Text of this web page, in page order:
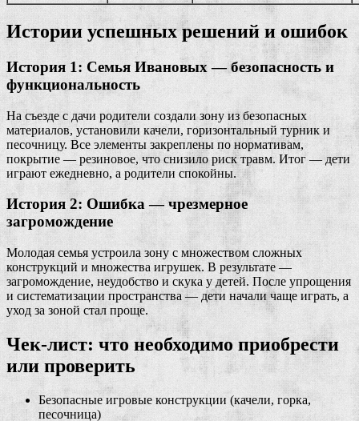
Истории успешных решений и ошибок
История 1: Семья Ивановых — безопасность и
функциональность
На съезде с дачи родители создали зону из безопасных
материалов, установили качели, горизонтальный турник и
песочницу. Все элементы закреплены по нормативам,
покрытие — резиновое, что снизило риск травм. Итог — дети
играют ежедневно, а родители спокойны.
История 2: Ошибка — чрезмерное
загромождение
Молодая семья устроила зону с множеством сложных
конструкций и множества игрушек. В результате —
загромождение, неудобство и скука у детей. После упрощения
и систематизации пространства — дети начали чаще играть, а
уход за зоной стал проще.
Чек-лист: что необходимо приобрести
или проверить
Безопасные игровые конструкции (качели, горка,
песочница)